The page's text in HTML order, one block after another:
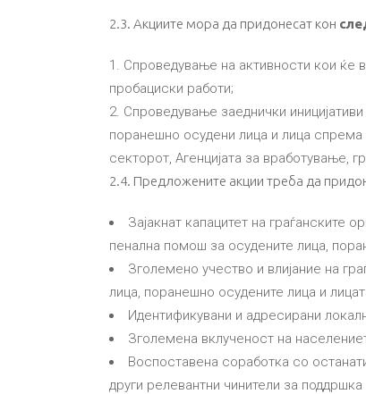
2.3. Акциите мора да придонесат кон
Спроведување на активности кои ќе
пробациски работи;
Спроведување заеднички
поранешно осудени лица и лица спрема
секторот, Агенцијата за вработување,
2.4. Предложените акции треба да
Зајакнат капацитет на граѓанските
пенална помош за осудените лица,
Зголемено учество и влијание на
лица, поранешно осудените лица и
Идентификувани и адресирани
Зголемена вклученост на
Воспоставена соработка со
други релевантни чинители за поддршка